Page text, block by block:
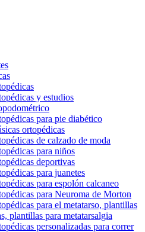
y estudios
para pie diabético
ortopédicas
de calzado de moda
para niños
deportivas
para juanetes
para espolón calcaneo
para Neuroma de Morton
para el metatarso, plantillas
plantillas para metatarsalgia
personalizadas para correr